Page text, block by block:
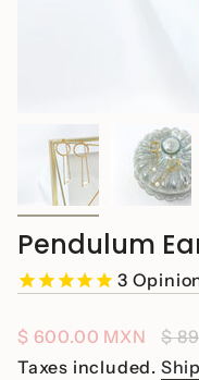
Pendulum
3
Sale
price
$ 600.00 MXN $
Taxes included.